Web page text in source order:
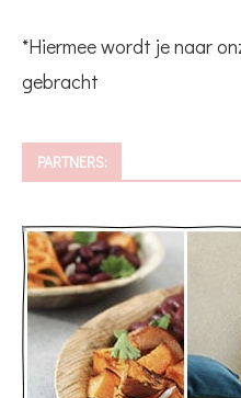
*Hiermee wordt je naar
gebracht
PARTNERS: